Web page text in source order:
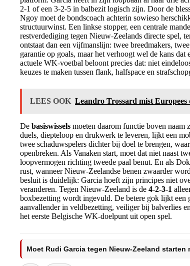
2-1 of een 3-2-5 in balbezit logisch zijn. Door de
Ngoy moet de bondscoach achterin sowieso
structuurwinst. Een linkse stopper, een centrale
restverdediging tegen Nieuw-Zeelands directe spel,
ontstaat dan een vijfmanslijn: twee breedmakers,
garantie op goals, maar het verhoogt wel de kans
actuele WK-voetbal beloont precies dat: niet
keuzes te maken tussen flank, halfspace en
LEES OOK Leandro Trossard mist
De basiswissels moeten daarom functie boven
duels, diepteloop en drukwerk te leveren, lijkt een
twee schaduwspelers dichter bij doel te brengen,
openbreken. Als Vanaken start, moet dat niet naast
loopvermogen richting tweede paal benut. En als
rust, wanneer Nieuw-Zeelandse benen zwaarder
besluit is duidelijk: Garcia hoeft zijn principes niet
veranderen. Tegen Nieuw-Zeeland is de 4-2-3-1
boxbezetting wordt ingevuld. De betere gok lijkt een
aanvallender in veldbezetting, veiliger bij balverlies
het eerste Belgische WK-doelpunt uit open spel.
Moet Rudi Garcia tegen Nieuw-Zeeland starten